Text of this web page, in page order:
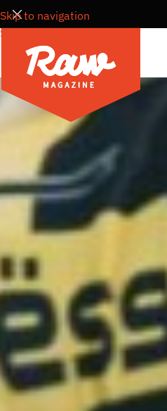
Skip to navigation
Skip to main content